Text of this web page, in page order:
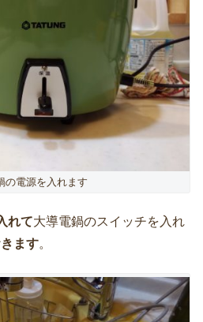
の電源を入れます
れて大導電鍋のスイッチを入れ
ます。